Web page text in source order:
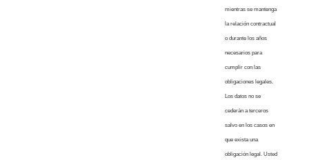
mientras se mantenga
la relación contractual
o durante los años
necesarios para
cumplir con las
obligaciones legales.
Los datos no se
cederán a terceros
salvo en los casos en
que exista una
obligación legal. Usted